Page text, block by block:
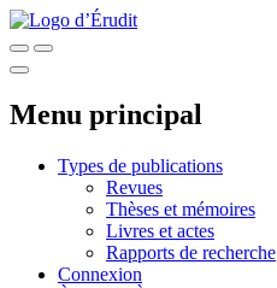
Menu principal
Types de publications
Revues
Thèses et mémoires
Livres et actes
Rapports de recherche
Connexion